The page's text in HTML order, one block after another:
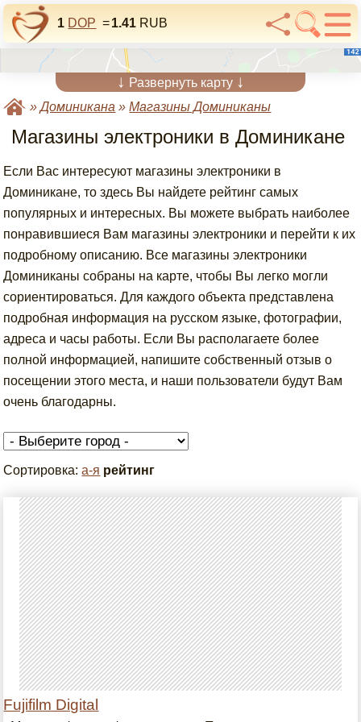
1 DOP =1.41 RUB
↓ Развернуть карту ↓
»Доминикана »Магазины Доминиканы
Магазины электроники в Доминикане
Если Вас интересуют магазины электроники в
Доминикане, то здесь Вы найдете рейтинг самых
популярных и интересных. Вы можете выбрать наиболее
понравившиеся Вам магазины электроники и перейти к их
подробному описанию. Все магазины электроники
Доминиканы собраны на карте, чтобы Вы легко могли
сориентироваться. Для каждого объекта представлена
подробная информация на русском языке, фотографии,
адреса и часы работы. Если Вы располагаете более
полной информацией, напишите собственный отзыв о
посещении этого места, и наши пользователи будут Вам
очень благодарны.
Сортировка:а-я рейтинг
Fujifilm Digital